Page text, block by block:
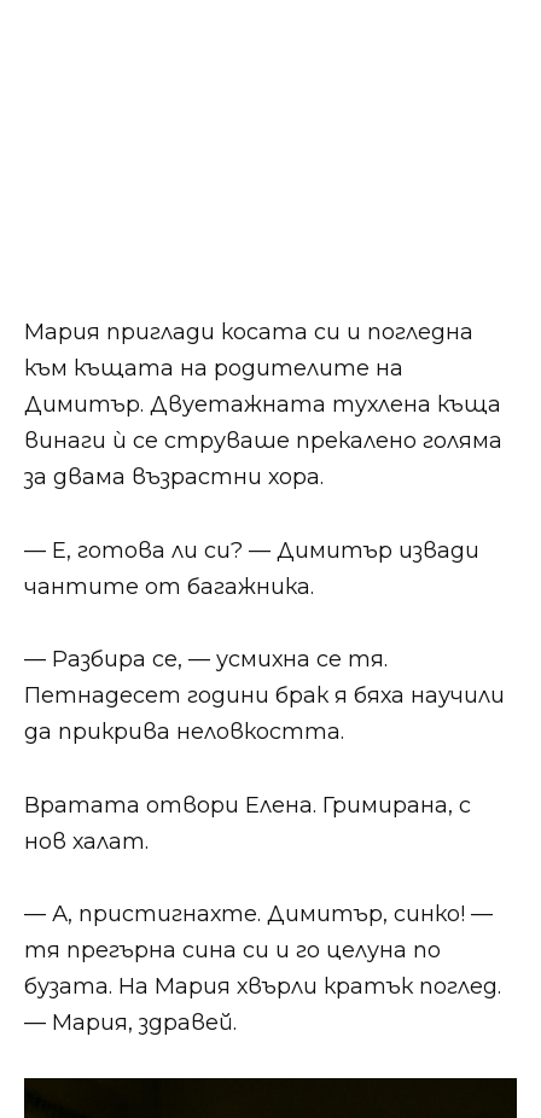
Мария приглади косата си и погледна
към къщата на родителите на
Димитър. Двуетажната тухлена къща
винаги ѝ се струваше прекалено голяма
за двама възрастни хора.
— Е, готова ли си? — Димитър извади
чантите от багажника.
— Разбира се, — усмихна се тя.
Петнадесет години брак я бяха научили
да прикрива неловкостта.
Вратата отвори Елена. Гримирана, с
нов халат.
— А, пристигнахте. Димитър, синко! —
тя прегърна сина си и го целуна по
бузата. На Мария хвърли кратък поглед.
— Мария, здравей.